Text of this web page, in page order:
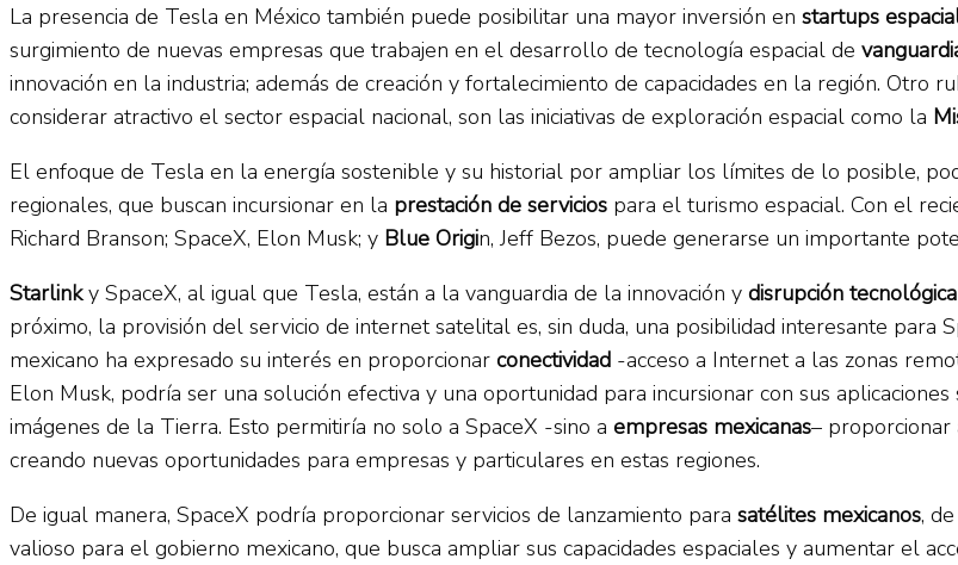
La presencia de Tesla en México también puede posibilitar una mayor inversión en startups
surgimiento de nuevas empresas que trabajen en el desarrollo de tecnología espacial de
innovación en la industria; además de creación y fortalecimiento de capacidades en la región. Otro
considerar atractivo el sector espacial nacional, son las iniciativas de exploración espacial como la
El enfoque de Tesla en la energía sostenible y su historial por ampliar los límites de lo posible,
regionales, que buscan incursionar en la prestación de servicios para el turismo espacial. Con el
Richard Branson; SpaceX, Elon Musk; y Blue Origin, Jeff Bezos, puede generarse un importante
Starlinky SpaceX, al igual que Tesla, están a la vanguardia de la innovación y disrupción tecnológica
próximo, la provisión del servicio de internet satelital es, sin duda, una posibilidad interesante para
mexicano ha expresado su interés en proporcionar conectividad -acceso a Internet a las zonas
Elon Musk, podría ser una solución efectiva y una oportunidad para incursionar con sus
imágenes de la Tierra. Esto permitiría no solo a SpaceX -sino a empresas mexicanas– proporcionar
creando nuevas oportunidades para empresas y particulares en estas regiones.
De igual manera, SpaceX podría proporcionar servicios de lanzamiento para satélites mexicanos,
valioso para el gobierno mexicano, que busca ampliar sus capacidades espaciales y aumentar el